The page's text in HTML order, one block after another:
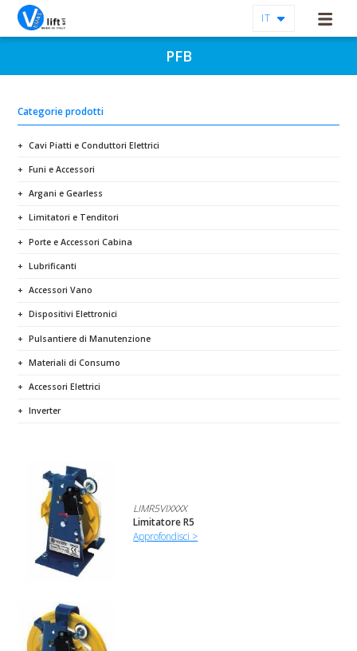
IT
PFB
Categorie prodotti
Cavi Piatti e Conduttori Elettrici
Funi e Accessori
Argani e Gearless
Limitatori e Tenditori
Porte e Accessori Cabina
Lubrificanti
Accessori Vano
Dispositivi Elettronici
Pulsantiere di Manutenzione
Materiali di Consumo
Accessori Elettrici
Inverter
LIMR5VIXXXX
Limitatore R5
Approfondisci >